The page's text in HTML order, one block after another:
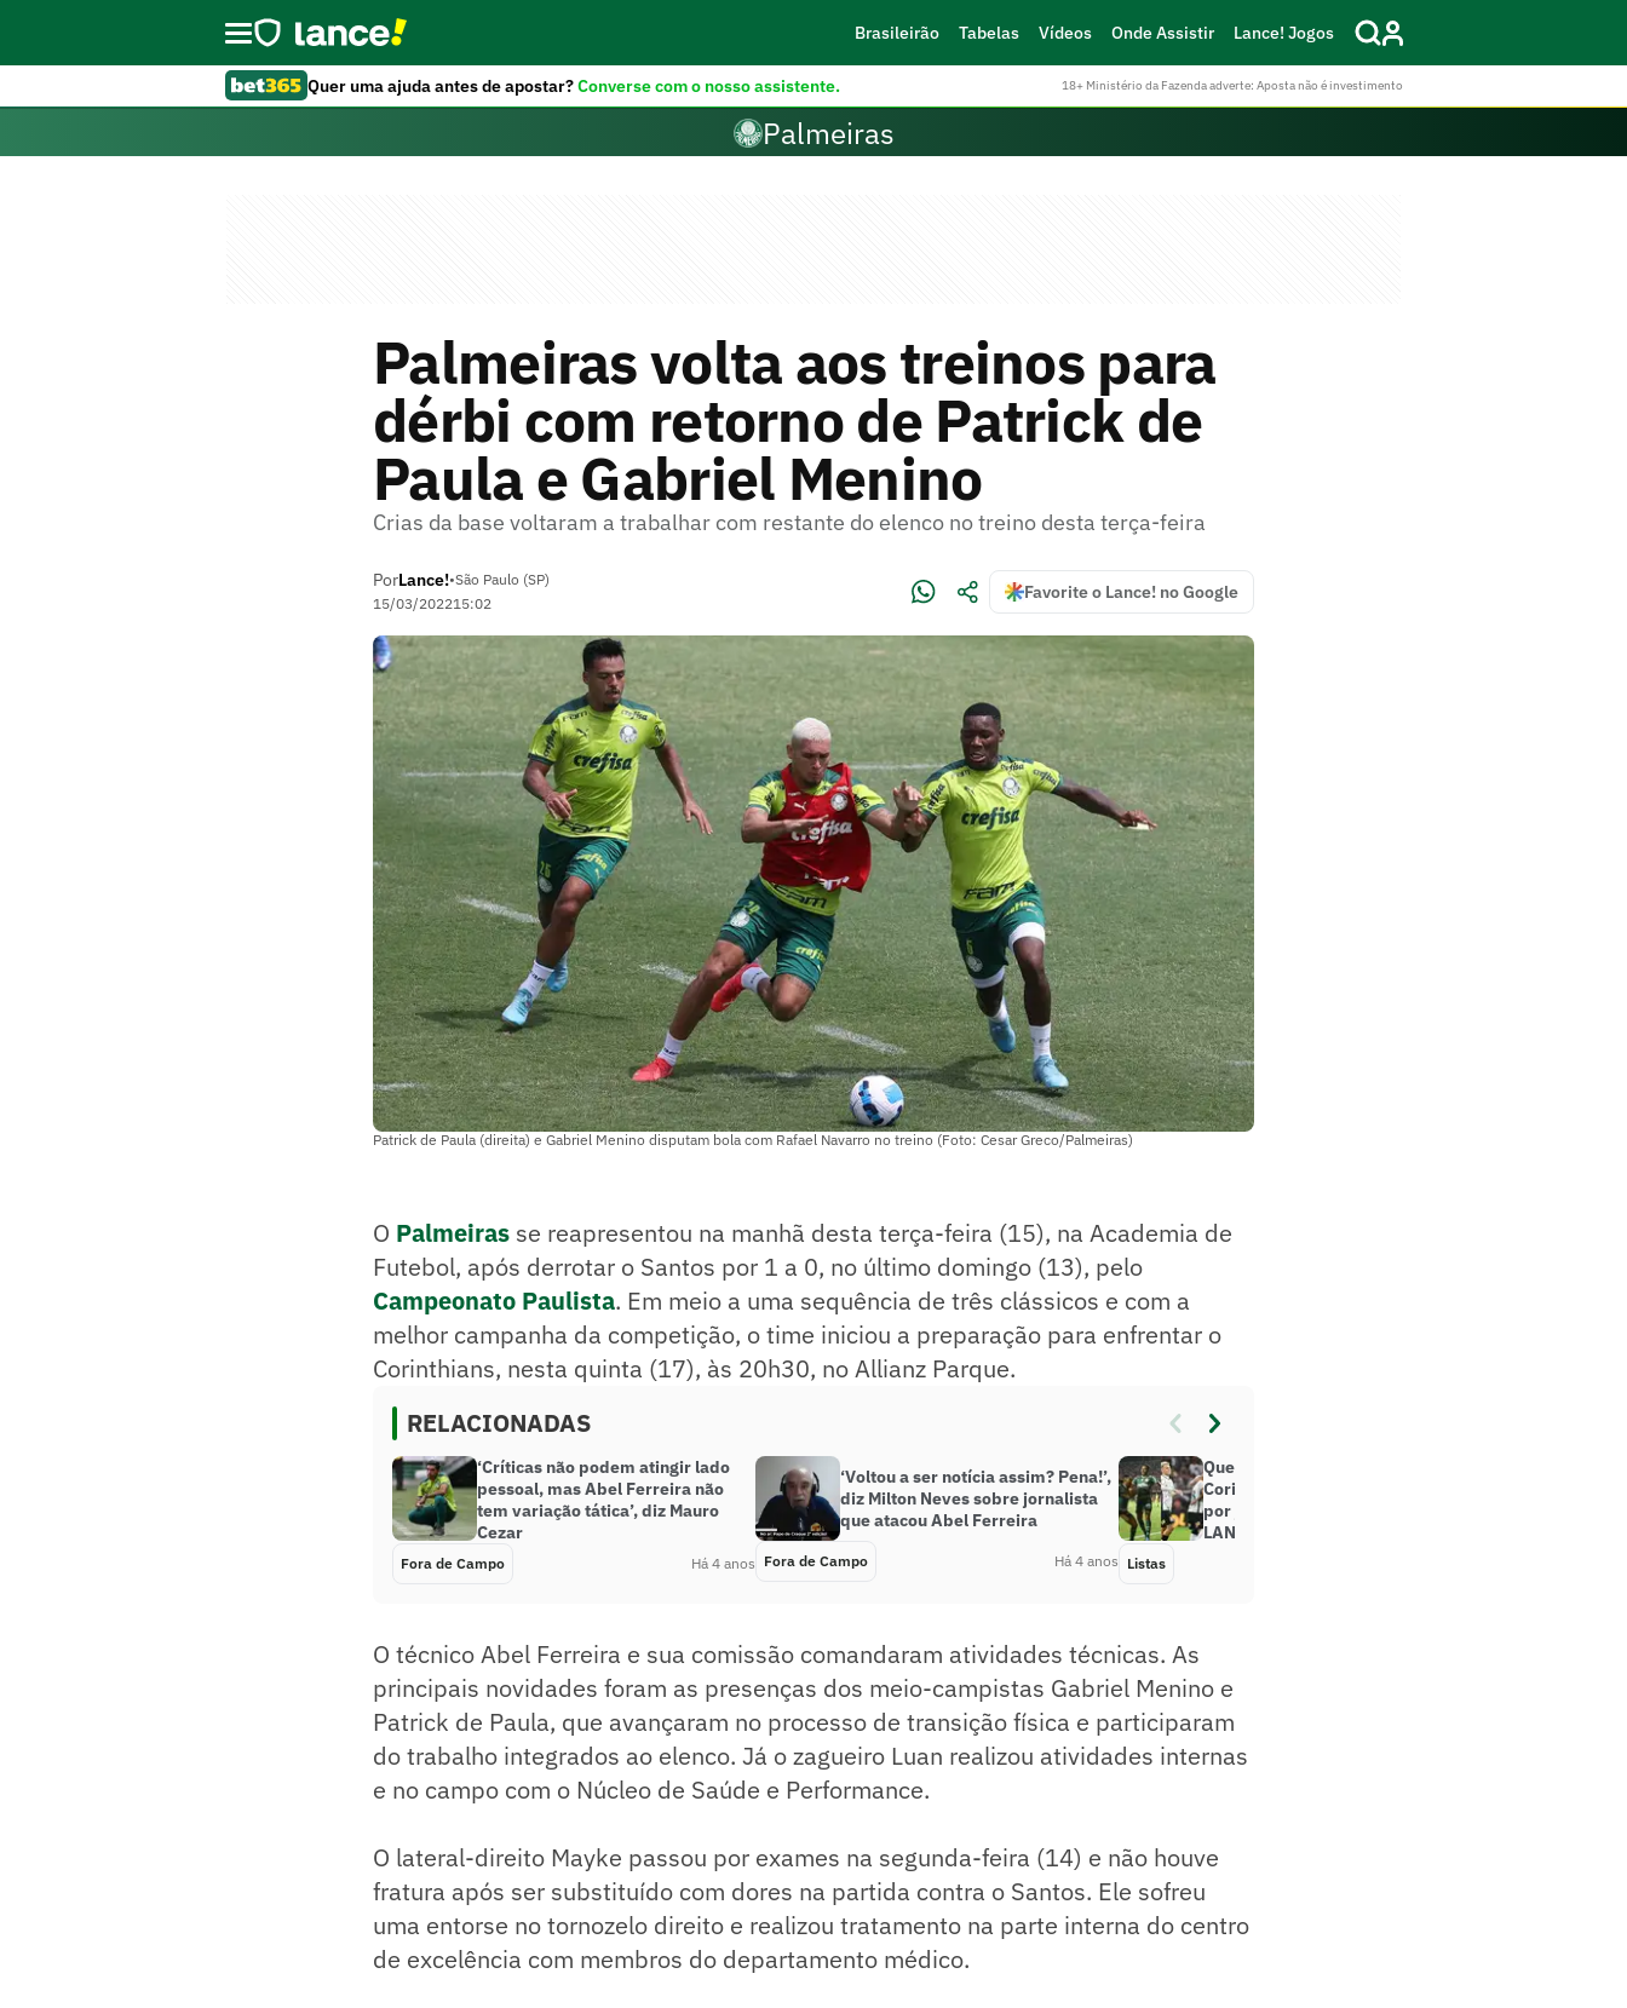
Brasileirão Tabelas Vídeos Onde Assistir Lance! Jogos
Quer uma ajuda antes de apostar?Converse com o nosso assistente. 18+ Ministério da Fazenda adverte: Aposta não é investimento
Palmeiras
Palmeiras volta aos treinos para
dérbi com retorno de Patrick de
Paula e Gabriel Menino
Crias da base voltaram a trabalhar com restante do elenco no treino desta terça-feira
PorLance!•São Paulo (SP)
15/03/202215:02
Favorite o Lance! no Google
Patrick de Paula (direita) e Gabriel Menino disputam bola com Rafael Navarro no treino (Foto: Cesar Greco/Palmeiras)
O Palmeiras se reapresentou na manhã desta terça-feira (15), na Academia de
Futebol, após derrotar o Santos por 1 a 0, no último domingo (13), pelo
Campeonato Paulista. Em meio a uma sequência de três clássicos e com a
melhor campanha da competição, o time iniciou a preparação para enfrentar o
Corinthians, nesta quinta (17), às 20h30, no Allianz Parque.
RELACIONADAS
‘Críticas não podem atingir lado
pessoal, mas Abel Ferreira não
tem variação tática’, diz Mauro
Cezar
Fora de Campo Há 4 anos
‘Voltou a ser notícia assim? Pena!’,
diz Milton Neves sobre jornalista
que atacou Abel Ferreira
Fora de Campo Há 4 anos
Quem é melhor: Palmeiras ou
Corinthians? Veja votação jogador
por jogador feita pela redação do
LANCE!
Listas
O técnico Abel Ferreira e sua comissão comandaram atividades técnicas. As
principais novidades foram as presenças dos meio-campistas Gabriel Menino e
Patrick de Paula, que avançaram no processo de transição física e participaram
do trabalho integrados ao elenco. Já o zagueiro Luan realizou atividades internas
e no campo com o Núcleo de Saúde e Performance.
O lateral-direito Mayke passou por exames na segunda-feira (14) e não houve
fratura após ser substituído com dores na partida contra o Santos. Ele sofreu
uma entorse no tornozelo direito e realizou tratamento na parte interna do centro
de excelência com membros do departamento médico.